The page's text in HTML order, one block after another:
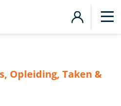
Opleiding, Taken &